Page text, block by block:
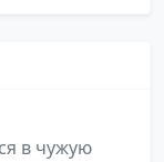
в чужую